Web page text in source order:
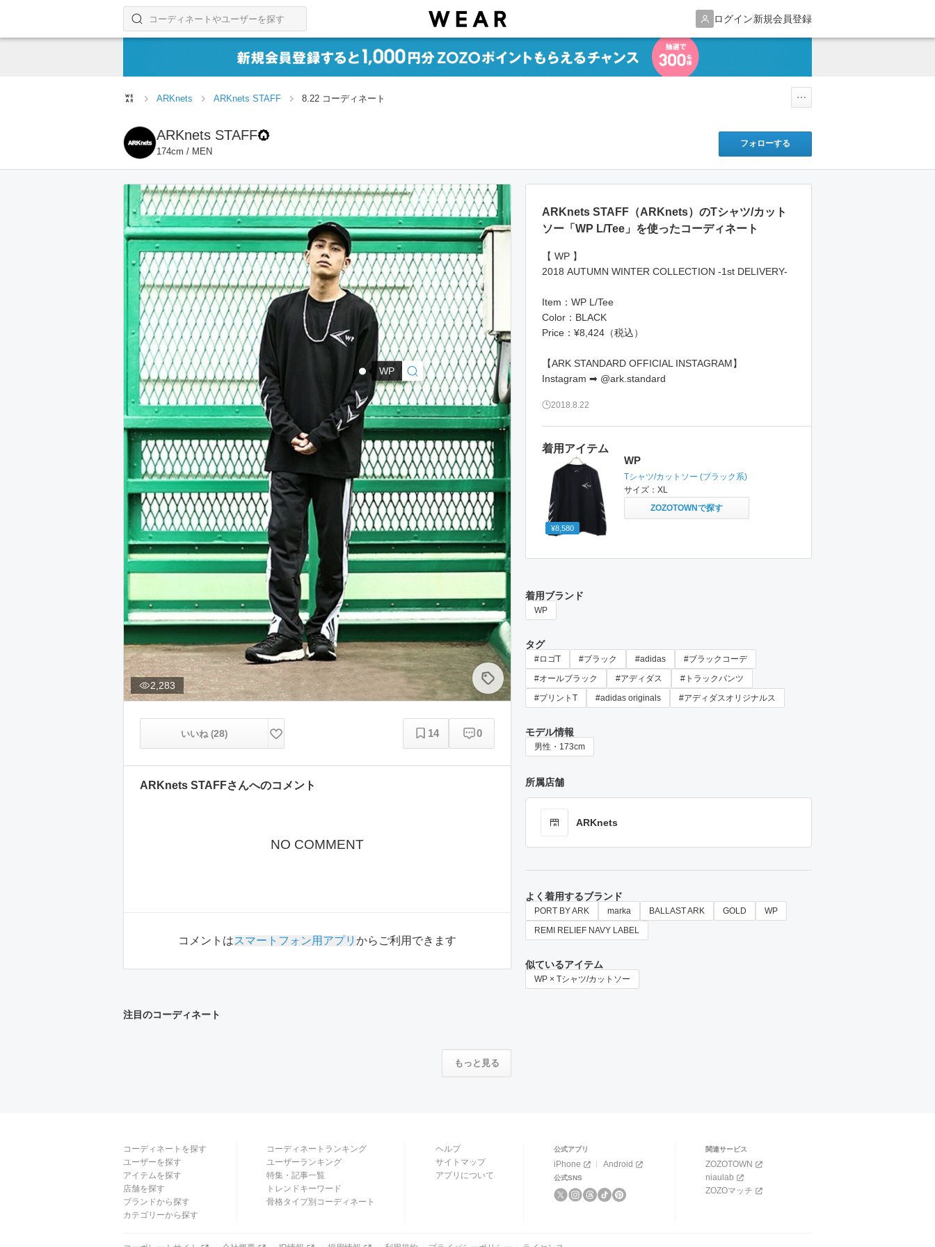
ログイン新規会員登録
コーディネートやユーザーを探す
検索する
ARKnets ARKnets STAFF 8.22 コーディネート
ARKnets STAFF
174cm / MEN
フォローする
WP
2,283
いいね (28) 14 0
ARKnets STAFFさんへのコメント
NO COMMENT
コメントはスマートフォン用アプリ からご利用できます
着用アイテム
¥8,580
WP
Tシャツ/カットソー (ブラック系)
サイズ： XL
ZOZOTOWNで探す
ARKnets STAFF（ARKnets）のTシャツ/カット
ソー「WP L/Tee」を使ったコーディネート
【 WP 】
2018 AUTUMN WINTER COLLECTION -1st DELIVERY-
Item：WP L/Tee
Color：BLACK
Price：¥8,424（税込）
【ARK STANDARD OFFICIAL INSTAGRAM】
Instagram ➡ @ark.standard
2018.8.22
着用ブランド
WP
タグ
#ロゴT #ブラック #adidas
#ブラックコーデ
#オールブラック
#アディダス
#トラックパンツ
#プリントT
#adidas originals #アディダスオリジナルス
モデル情報
男性・173cm
所属店舗
ARKnets
よく着用するブランド
PORT BY ARK marka BALLAST ARK GOLD
WP
REMI RELIEF NAVY LABEL
似ているアイテム
WP × Tシャツ/カットソー
注目のコーディネート
もっと見る
コーディネートを探す
ユーザーを探す
アイテムを探す
店舗を探す
ブランドから探す
カテゴリーから探す
コーディネートランキング
ユーザーランキング
特集・記事一覧
トレンドキーワード
骨格タイプ別コーディネート
ヘルプ
サイトマップ
アプリについて
公式アプリ
iPhone Android
公式SNS
関連サービス
ZOZOTOWN
niaulab
ZOZOマッチ